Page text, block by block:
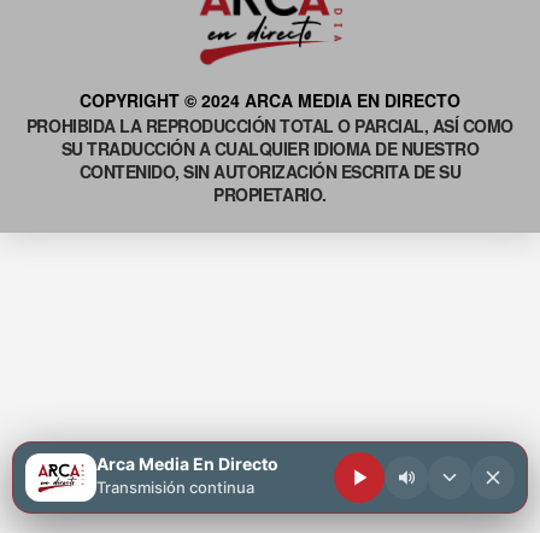
COPYRIGHT © 2024 ARCA MEDIA EN DIRECTO
PROHIBIDA LA REPRODUCCIÓN TOTAL O PARCIAL, ASÍ COMO
SU TRADUCCIÓN A CUALQUIER IDIOMA DE NUESTRO
CONTENIDO, SIN AUTORIZACIÓN ESCRITA DE SU
PROPIETARIO.
Arca Media En Directo
Transmisión continua